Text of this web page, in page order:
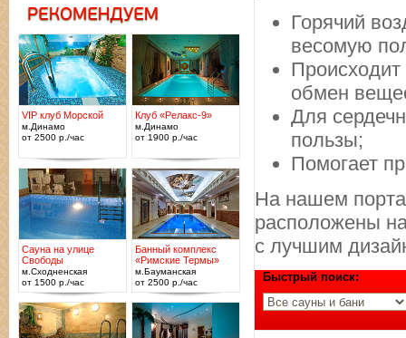
Горячий
весомую
Происходит
обмен
Для
пользы;
Помогает
На нашем
расположены
с лучшим
Быстрый поиск:
VIP клуб Морской
м.Динамо
от 2500 р./час
Клуб «Релакс-9»
м.Динамо
от 1900 р./час
Сауна на улице
Свободы
м.Сходненская
от 1500 р./час
Банный комплекс
«Римские Термы»
м.Бауманская
от 2500 р./час